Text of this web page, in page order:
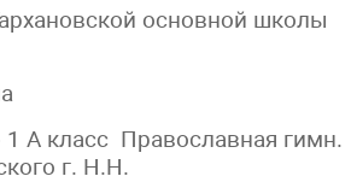
основной школы
А класс Православная гимн.
г. Н.Н.